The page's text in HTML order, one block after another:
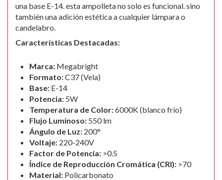
una base E-14. esta ampolleta no solo es funcional. sino
también una adición estética a cualquier lámpara o
candelabro.
Características Destacadas:
Marca: Megabright
Formato:C37 (Vela)
Base: E-14
Potencia: 5W
Temperatura de Color:6000K (blanco frío)
Flujo Luminoso: 550 lm
Ángulo de Luz: 200°
Voltaje: 220-240V
Factor de Potencia: >0.5
Índice de Reproducción Cromática (CRI): >70
Material: Policarbonato